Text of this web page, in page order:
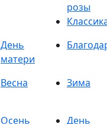
розы
День
матери
Весна Зима
Осень
День